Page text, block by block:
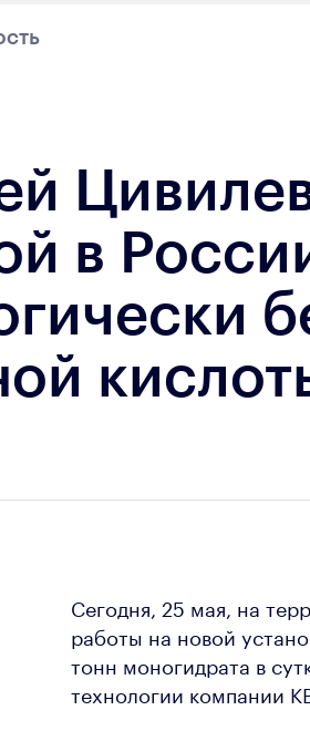
в
Сегодня, 25 мая, на
работы на новой
тонн моногидрата в
технологии компании